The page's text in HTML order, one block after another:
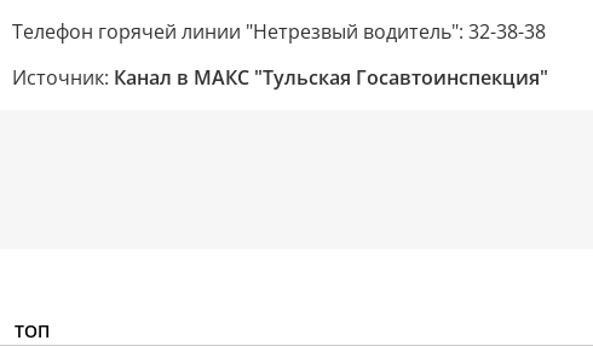
Телефон горячей линии "Нетрезвый водитель": 32-38-38
Источник: Канал в МАКС "Тульская Госавтоинспекция"
ТОП